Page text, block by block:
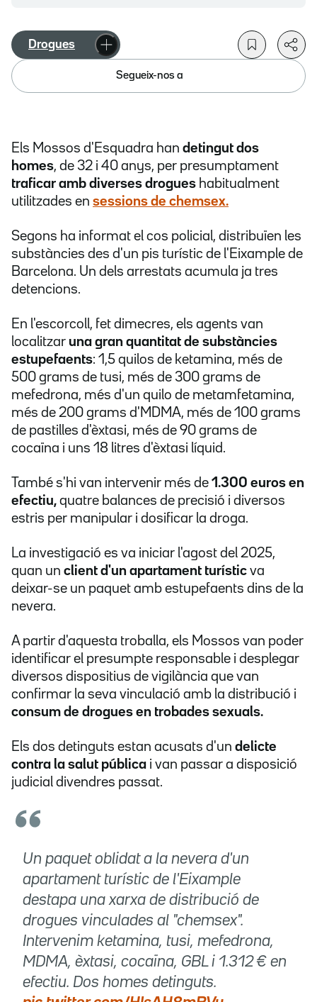
Drogues
Segueix-nos a
Els Mossos d'Esquadra han detingut dos
homes, de 32 i 40 anys, per presumptament
traficar amb diverses drogues habitualment
utilitzades en sessions de chemsex.
Segons ha informat el cos policial, distribuïen les
substàncies des d'un pis turístic de l'Eixample de
Barcelona. Un dels arrestats acumula ja tres
detencions.
En l'escorcoll, fet dimecres, els agents van
localitzar una gran quantitat de substàncies
estupefaents: 1,5 quilos de ketamina, més de
500 grams de tusi, més de 300 grams de
mefedrona, més d'un quilo de metamfetamina,
més de 200 grams d'MDMA, més de 100 grams
de pastilles d'èxtasi, més de 90 grams de
cocaïna i uns 18 litres d'èxtasi líquid.
També s'hi van intervenir més de 1.300 euros en
efectiu, quatre balances de precisió i diversos
estris per manipular i dosificar la droga.
La investigació es va iniciar l'agost del 2025,
quan un client d'un apartament turístic va
deixar-se un paquet amb estupefaents dins de la
nevera.
A partir d'aquesta troballa, els Mossos van poder
identificar el presumpte responsable i desplegar
diversos dispositius de vigilància que van
confirmar la seva vinculació amb la distribució i
consum de drogues en trobades sexuals.
Els dos detinguts estan acusats d'un delicte
contra la salut pública i van passar a disposició
judicial divendres passat.
Un paquet oblidat a la nevera d'un
apartament turístic de l'Eixample
destapa una xarxa de distribució de
drogues vinculades al "chemsex".
Intervenim ketamina, tusi, mefedrona,
MDMA, èxtasi, cocaïna, GBL i 1.312 € en
efectiu. Dos homes detinguts.